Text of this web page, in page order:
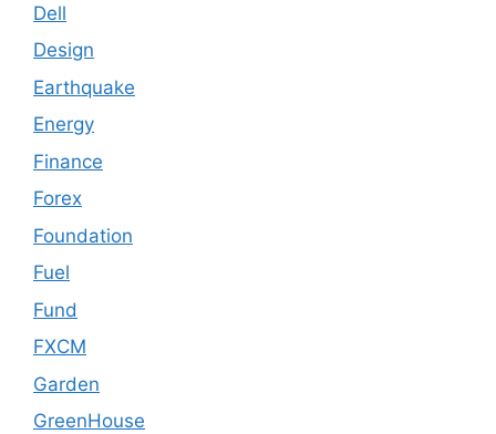
Dell
Design
Earthquake
Energy
Finance
Forex
Foundation
Fuel
Fund
FXCM
Garden
GreenHouse